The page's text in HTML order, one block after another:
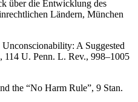
über die Entwicklung des
Ländern, München
A Suggested
U. Penn. L. Rev., 998–1005
the “No Harm Rule”, 9 Stan.